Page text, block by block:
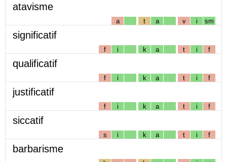
atavisme
a t a v i sm
significatif
f i k a t i f
qualificatif
f i k a t i f
justificatif
f i k a t i f
siccatif
s i k a t i f
barbarisme